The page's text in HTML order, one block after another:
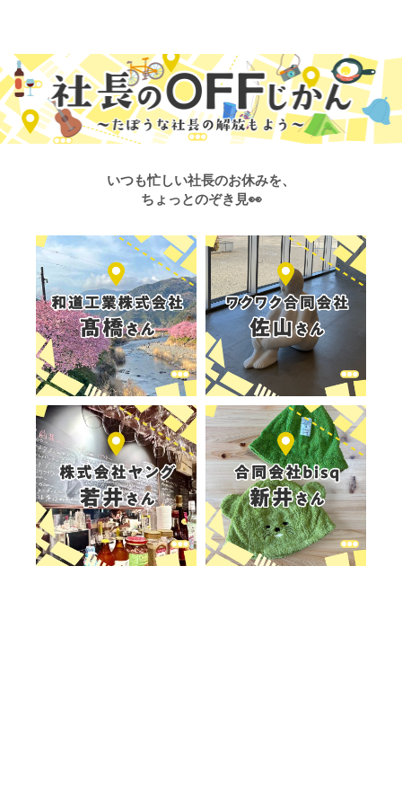
いつも忙しい社長のお休みを、
ちょっとのぞき見👀